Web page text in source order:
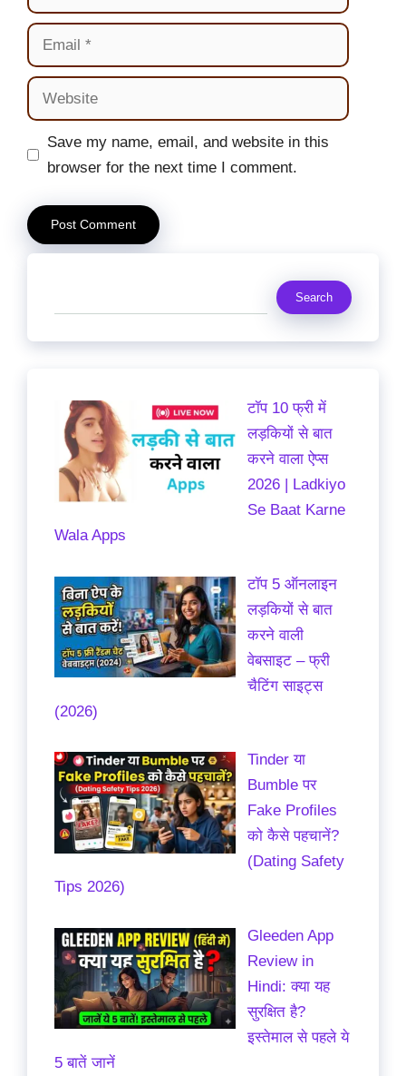
Email
Website
Save my name, email, and website in this
browser for the next time I comment.
Search
टॉप 10 फ्री में
लड़कियों से बात
करने वाला ऐप्स
2026 | Ladkiyo
Se Baat Karne
Wala Apps
टॉप 5 ऑनलाइन
लड़कियों से बात
करने वाली
वेबसाइट – फ्री
चैटिंग साइट्स
(2026)
Tinder या
Bumble पर
Fake Profiles
को कैसे पहचानें?
(Dating Safety
Tips 2026)
Gleeden App
Review in
Hindi: क्या यह
सुरक्षित है?
इस्तेमाल से पहले ये
5 बातें जानें